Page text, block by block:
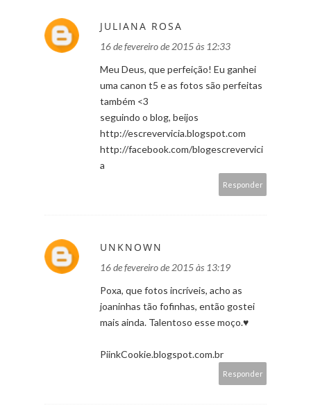
JULIANA ROSA
16 de fevereiro de 2015 às 12:33
Meu Deus, que perfeição! Eu ganhei
uma canon t5 e as fotos são perfeitas
também <3
seguindo o blog, beijos
http://escrevervicia.blogspot.com
http://facebook.com/blogescrevervici
a
Responder
UNKNOWN
16 de fevereiro de 2015 às 13:19
Poxa, que fotos incríveis, acho as
joaninhas tão fofinhas, então gostei
mais ainda. Talentoso esse moço.♥
PiinkCookie.blogspot.com.br
Responder